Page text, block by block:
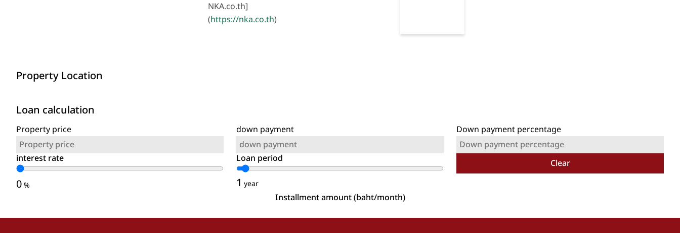
NKA.co.th]
(https://nka.co.th)
Property Location
Loan calculation
Property price down payment Down payment percentage
interest rate
0%
Loan period
1 year
Clear
Installment amount (baht/month)